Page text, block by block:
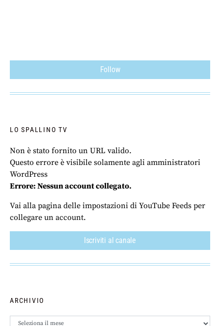
Follow
LO SPALLINO TV
Non è stato fornito un URL valido.
Questo errore è visibile solamente agli amministratori
WordPress
Errore: Nessun account collegato.
Vai alla pagina delle impostazioni di YouTube Feeds per
collegare un account.
Iscriviti al canale
ARCHIVIO
Archivio